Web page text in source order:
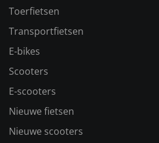
Toerfietsen
Transportfietsen
E-bikes
Scooters
E-scooters
Nieuwe fietsen
Nieuwe scooters